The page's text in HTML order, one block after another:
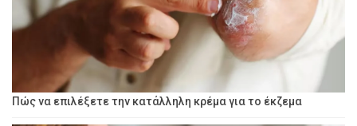
Πώς να επιλέξετε την κατάλληλη κρέμα για το έκζεμα